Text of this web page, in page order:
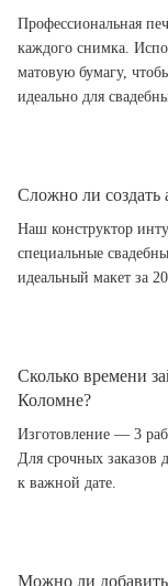
Профессиональная
каждого снимка.
матовую бумагу,
идеально для
Сложно ли создать
Наш конструктор
специальные
идеальный макет за
Сколько времени
Коломне?
Изготовление — 3
Для срочных заказов
к важной дате.
Можно ли